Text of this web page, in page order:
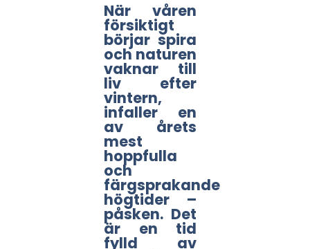
När våren
försiktigt
börjar spira
och naturen
vaknar till
liv efter
vintern,
infaller en
av årets
mest
hoppfulla
och
färgsprakande
högtider –
påsken. Det
är en tid
fylld av